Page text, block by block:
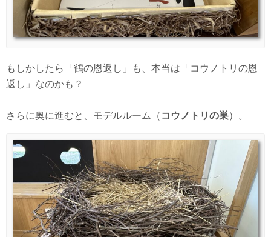
もしかしたら「鶴の恩返し」も、本当は「コウノトリの恩
返し」なのかも？
さらに奥に進むと、モデルルーム（ コウノトリの巣）。